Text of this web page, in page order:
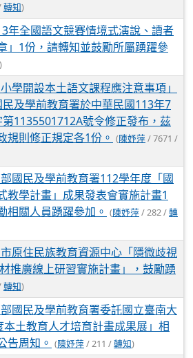
轉知)
年全國語文競賽情境式演說、讀者
」1份，請轉知並鼓勵所屬踴躍參
)
小學開設本土語文課程應注意事項」
及學前教育署於中華民國113年7
1135501712A號令修正發布，茲
規則修正規定各1份。 (陳妤萍/ 7671 /
國民及學前教育署112學年度「國
教學計畫」成果發表會實施計畫1
相關人員踴躍參加。 (陳妤萍/ 282 /轉
原住民族教育資源中心「隱微歧視
推廣線上研習實施計畫」，鼓勵踴
轉知)
國民及學前教育署委託國立臺南大
土教育人才培育計畫成果展」相
告周知。 (陳妤萍/ 211 /轉知)